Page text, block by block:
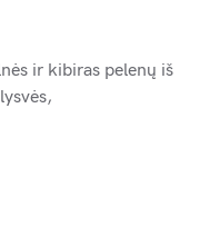
ir kibiras pelenų iš